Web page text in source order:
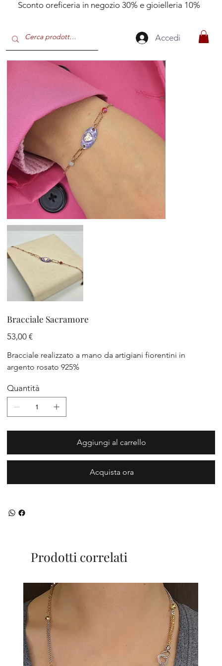
Sconto oreficeria in negozio 30% e gioielleria 10%
Accedi
Bracciale Sacramore
Prezzo
53,00 €
Bracciale realizzato a mano da artigiani fiorentini in
argento rosato 925%
Quantità
Aggiungi al carrello
Acquista ora
Prodotti correlati